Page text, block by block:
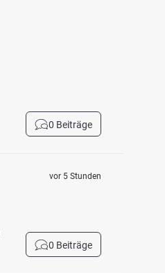
0 Beiträge
vor 5 Stunden
0 Beiträge